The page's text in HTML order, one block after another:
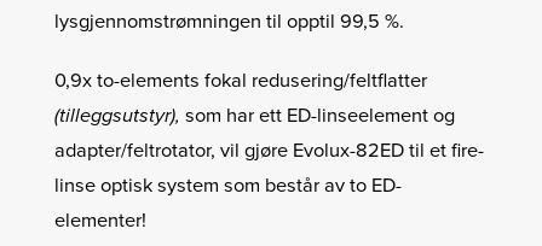
lysgjennomstrømningen til opptil 99,5 %.
0,9x to-elements fokal redusering/feltflatter
(tilleggsutstyr), som har ett ED-linseelement og
adapter/feltrotator, vil gjøre Evolux-82ED til et fire-
linse optisk system som består av to ED-
elementer!